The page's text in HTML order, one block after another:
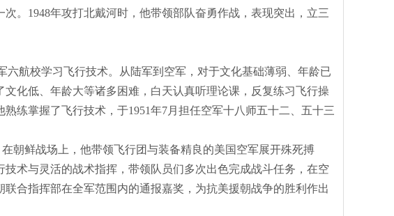
。1948年攻打北戴河时，他带领部队奋勇作战，表现突出，立三
六航校学习飞行技术。从陆军到空军，对于文化基础薄弱、年龄已
化低、年龄大等诸多困难，白天认真听理论课，反复练习飞行操
熟练掌握了飞行技术，于1951年7月担任空军十八师五十二、五十三
朝鲜战场上，他带领飞行团与装备精良的美国空军展开殊死搏
术与灵活的战术指挥，带领队员们多次出色完成战斗任务，在空
合指挥部在全军范围内的通报嘉奖，为抗美援朝战争的胜利作出